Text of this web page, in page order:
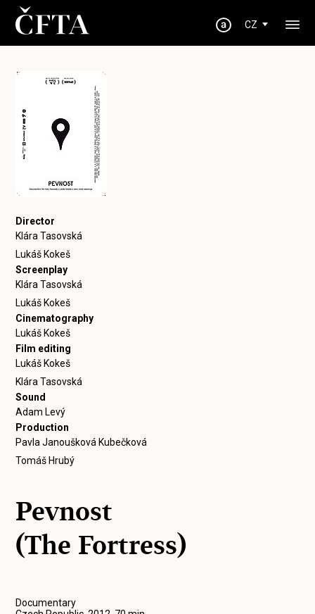
CZ
Director
Klára Tasovská
Lukáš Kokeš
Screenplay
Klára Tasovská
Lukáš Kokeš
Cinematography
Lukáš Kokeš
Film editing
Lukáš Kokeš
Klára Tasovská
Sound
Adam Levý
Production
Pavla Janoušková Kubečková
Tomáš Hrubý
Pevnost
(The Fortress)
Documentary